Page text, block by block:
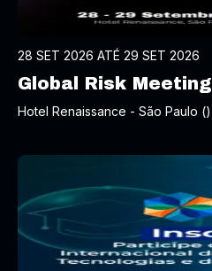
28 SET 2026 ATÉ 29 SET 2026
Global Risk Meeting
Hotel Renaissance - São Paulo ()